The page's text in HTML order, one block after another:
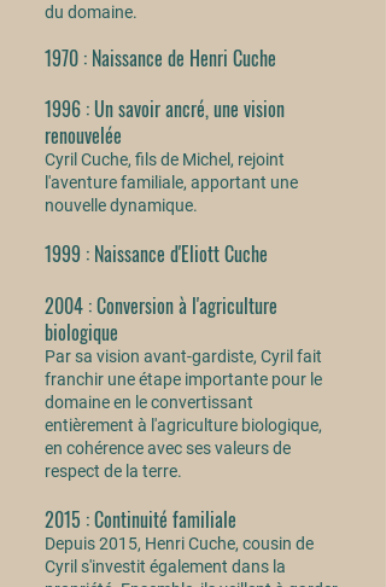
du domaine. ​
1970 : Naissance de Henri Cuche
1996 : Un savoir ancré, une vision
renouvelée
Cyril Cuche, fils de Michel, rejoint
l'aventure familiale, apportant une
nouvelle dynamique.
1999 : Naissance d'Eliott Cuche
2004 : Conversion à l'agriculture
biologique
Par sa vision avant-gardiste, Cyril fait
franchir une étape importante pour le
domaine en le convertissant
entièrement à l'agriculture biologique,
en cohérence avec ses valeurs de
respect de la terre.​
2015 : Continuité familiale
Depuis 2015, Henri Cuche, cousin de
Cyril s'investit également dans la